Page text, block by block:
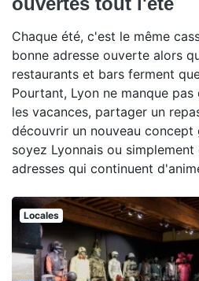
Chaque été, c'est le même
bonne adresse ouverte alors
restaurants et bars ferment
Pourtant, Lyon ne manque
les vacances, partager un
découvrir un nouveau concept
soyez Lyonnais ou
adresses qui continuent
Locales